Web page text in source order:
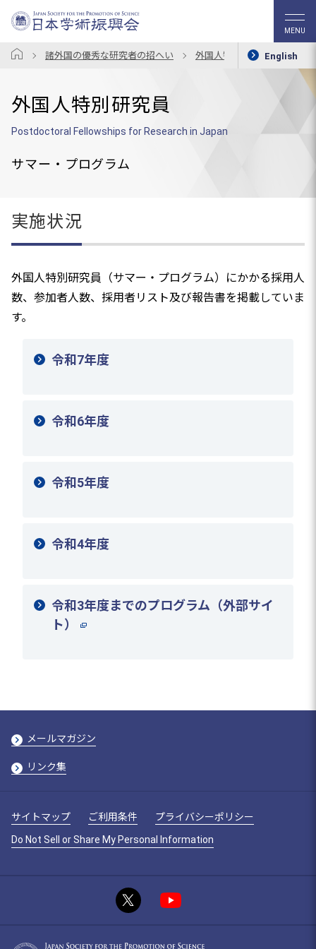
MENU
諸外国の優秀な研究者の招へい 外国人特別研究員 実施
English
外国人特別研究員
Postdoctoral Fellowships for Research in Japan
サマー・プログラム
実施状況
外国人特別研究員（サマー・プログラム）にかかる採用人
数、参加者人数、採用者リスト及び報告書を掲載していま
す。
令和7年度
令和6年度
令和5年度
令和4年度
令和3年度までのプログラム（外部サイ
ト）
メールマガジン
リンク集
サイトマップ ご利用条件
プライバシーポリシー
Do Not Sell or Share My Personal Information